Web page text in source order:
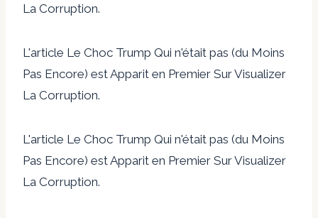
La Corruption.
L'article Le Choc Trump Qui n'était pas (du Moins
Pas Encore) est Apparit en Premier Sur Visualizer
La Corruption.
L'article Le Choc Trump Qui n'était pas (du Moins
Pas Encore) est Apparit en Premier Sur Visualizer
La Corruption.